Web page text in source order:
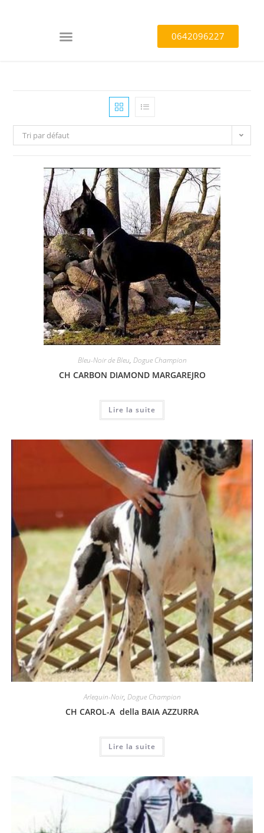
0642096227
Tri par défaut
Bleu-Noir de Bleu, Dogue Champion
CH CARBON DIAMOND MARGAREJRO
Lire la suite
Arlequin-Noir, Dogue Champion
CH CAROL-A della BAIA AZZURRA
Lire la suite